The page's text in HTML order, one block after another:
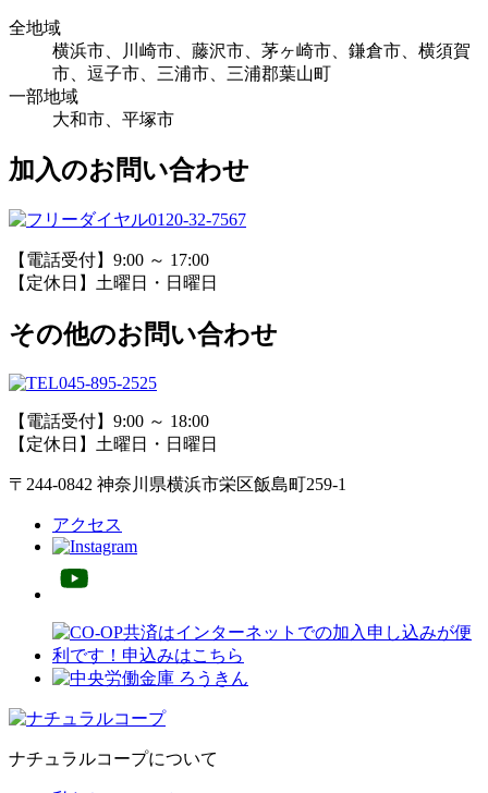
全地域
横浜市、川崎市、藤沢市、茅ヶ崎市、鎌倉市、横須賀
市、逗子市、三浦市、三浦郡葉山町
一部地域
大和市、平塚市
加入のお問い合わせ
0120-32-7567
【電話受付】9:00 ～ 17:00
【定休日】土曜日・日曜日
その他のお問い合わせ
045-895-2525
【電話受付】9:00 ～ 18:00
【定休日】土曜日・日曜日
〒244-0842 神奈川県横浜市栄区飯島町259-1
アクセス
ナチュラルコープについて